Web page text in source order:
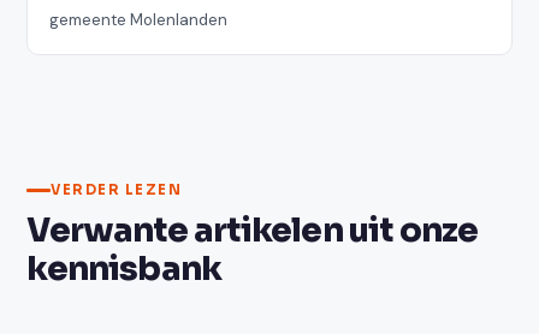
gemeente Molenlanden
VERDER LEZEN
Verwante artikelen uit onze
kennisbank